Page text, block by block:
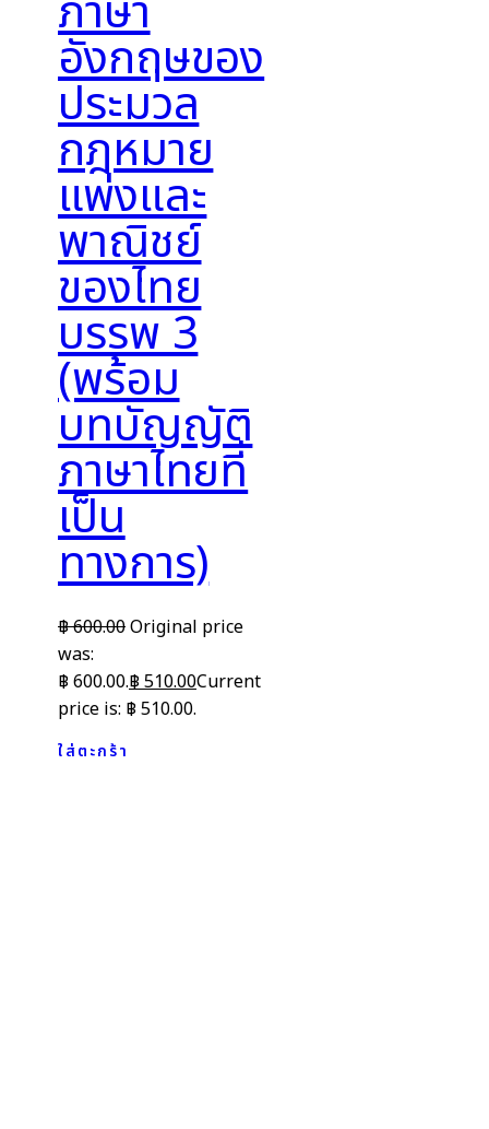
ภาษา
อังกฤษของ
ประมวล
กฎหมาย
แพ่งและ
พาณิชย์
ของไทย
บรรพ 3
(พร้อม
บทบัญญัติ
ภาษาไทยที่
เป็น
ทางการ)
฿600.00Original price
was:
฿ 600.00.฿ 510.00Current
price is: ฿ 510.00.
ใส่ตะกร้า